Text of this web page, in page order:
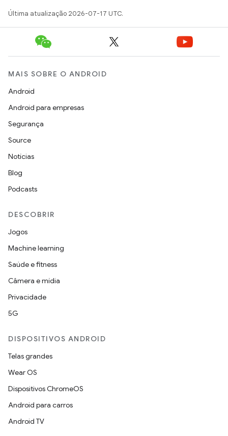
Última atualização 2026-07-17 UTC.
MAIS SOBRE O ANDROID
Android
Android para empresas
Segurança
Source
Notícias
Blog
Podcasts
DESCOBRIR
Jogos
Machine learning
Saúde e fitness
Câmera e mídia
Privacidade
5G
DISPOSITIVOS ANDROID
Telas grandes
Wear OS
Dispositivos ChromeOS
Android para carros
Android TV